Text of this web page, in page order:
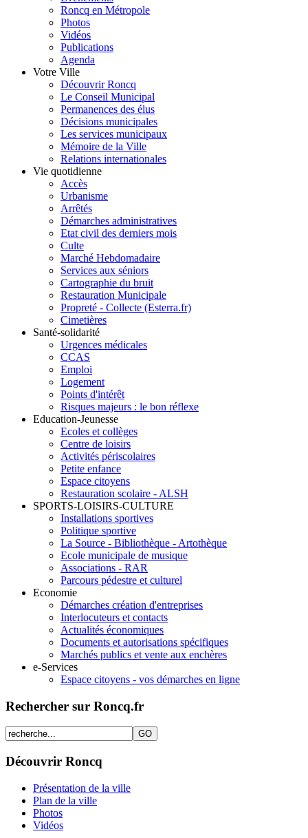
Roncq en Métropole
Photos
Vidéos
Publications
Agenda
Votre Ville
Découvrir Roncq
Le Conseil Municipal
Permanences des élus
Décisions municipales
Les services municipaux
Mémoire de la Ville
Relations internationales
Vie quotidienne
Accès
Urbanisme
Arrêtés
Démarches administratives
Etat civil des derniers mois
Culte
Marché Hebdomadaire
Services aux séniors
Cartographie du bruit
Restauration Municipale
Propreté - Collecte (Esterra.fr)
Cimetières
Santé-solidarité
Urgences médicales
CCAS
Emploi
Logement
Points d'intérêt
Risques majeurs : le bon réflexe
Education-Jeunesse
Ecoles et collèges
Centre de loisirs
Activités périscolaires
Petite enfance
Espace citoyens
Restauration scolaire - ALSH
SPORTS-LOISIRS-CULTURE
Installations sportives
Politique sportive
La Source - Bibliothèque - Artothèque
Ecole municipale de musique
Associations - RAR
Parcours pédestre et culturel
Economie
Démarches création d'entreprises
Interlocuteurs et contacts
Actualités économiques
Documents et autorisations spécifiques
Marchés publics et vente aux enchères
e-Services
Espace citoyens - vos démarches en ligne
Rechercher sur Roncq.fr
Découvrir Roncq
Présentation de la ville
Plan de la ville
Photos
Vidéos